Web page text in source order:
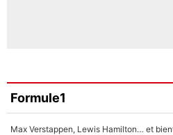
Formule1